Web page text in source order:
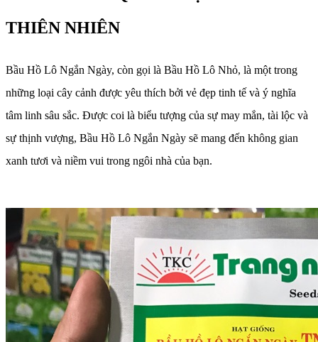
THIÊN NHIÊN
Bầu Hồ Lô Ngắn Ngày, còn gọi là Bầu Hồ Lô Nhỏ, là một trong
những loại cây cảnh được yêu thích bởi vẻ đẹp tinh tế và ý nghĩa
tâm linh sâu sắc. Được coi là biểu tượng của sự may mắn, tài lộc và
sự thịnh vượng, Bầu Hồ Lô Ngắn Ngày sẽ mang đến không gian
xanh tươi và niềm vui trong ngôi nhà của bạn.